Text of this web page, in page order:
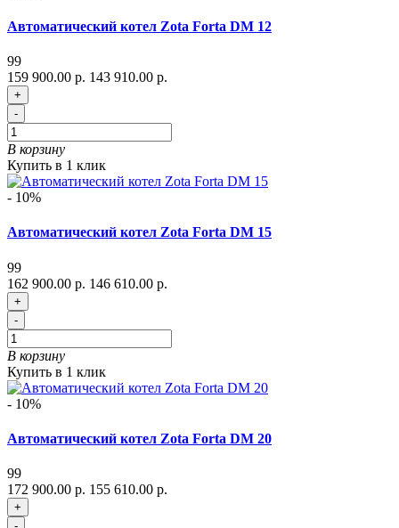
Автоматический котел Zota Forta DM 12
99
159 900.00 р. 143 910.00 р.
+
-
В корзину
Купить в 1 клик
- 10%
Автоматический котел Zota Forta DM 15
99
162 900.00 р. 146 610.00 р.
+
-
В корзину
Купить в 1 клик
- 10%
Автоматический котел Zota Forta DM 20
99
172 900.00 р. 155 610.00 р.
+